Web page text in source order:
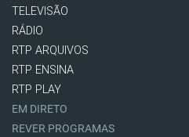
TELEVISÃO
RÁDIO
RTP ARQUIVOS
RTP ENSINA
RTP PLAY
EM DIRETO
REVER PROGRAMAS